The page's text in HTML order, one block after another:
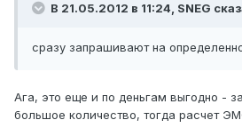
В 21.05.2012 в 11:24, SNEG
сразу запрашивают на
Ага, это еще и по деньгам выгодно -
большое количество, тогда расчет